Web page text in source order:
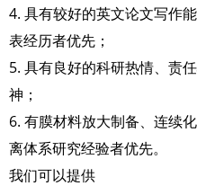
4. 具有较好的英文论文写作
表经历者优先；
5. 具有良好的科研热情、责
神；
6. 有膜材料放大制备、连续
离体系研究经验者优先。
我们可以提供